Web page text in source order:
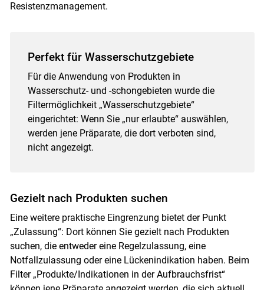
Resistenzmanagement.
Perfekt für Wasserschutzgebiete
Für die Anwendung von Produkten in
Wasserschutz- und -schongebieten wurde die
Filtermöglichkeit „Wasserschutzgebiete“
eingerichtet: Wenn Sie „nur erlaubte“ auswählen,
werden jene Präparate, die dort verboten sind,
nicht angezeigt.
Gezielt nach Produkten suchen
Eine weitere praktische Eingrenzung bietet der Punkt
„Zulassung“: Dort können Sie gezielt nach Produkten
suchen, die entweder eine Regelzulassung, eine
Notfallzulassung oder eine Lückenindikation haben. Beim
Filter „Produkte/Indikationen in der Aufbrauchsfrist“